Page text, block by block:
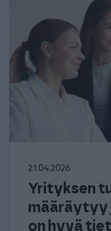
21.04.2026
Yrityksen
määräytyy
on hyvä